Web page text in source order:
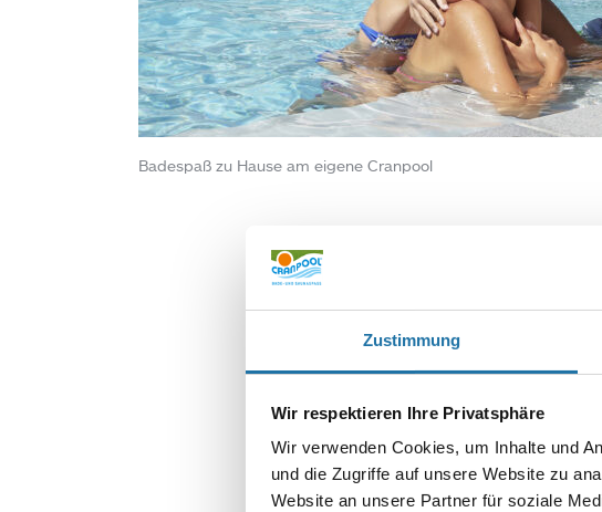
Zustimmung
Wir respektieren Ihre Privatsphäre
Wir verwenden Cookies, um Inhalte und
und die Zugriffe auf unsere Website zu
Website an unsere Partner für soziale
Badespaß zu Hause am eigene Cranpool
SCHREIBE EINEN KOMMENTAR
Deine E-Mail-Adresse wird
Kommentar*